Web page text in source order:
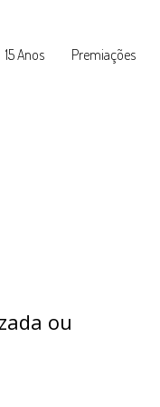
15 Anos Premiações
ou